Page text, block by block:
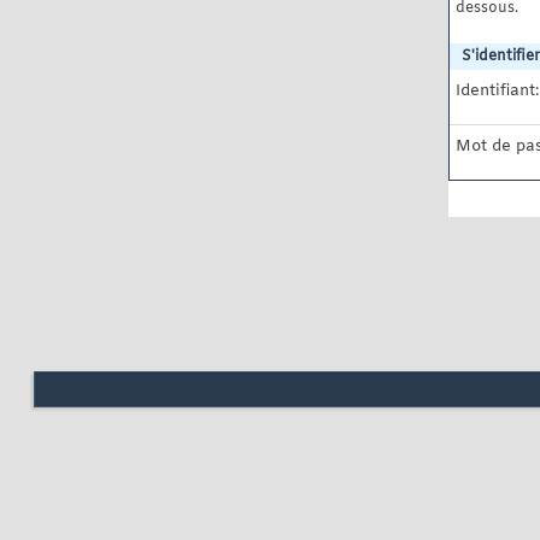
dessous.
S'identifier
Identifiant:
Mot de